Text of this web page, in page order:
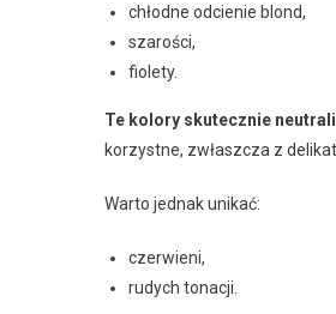
chłodne odcienie blond,
szarości,
fiolety.
Te kolory skutecznie
korzystne, zwłaszcza z
Warto jednak unikać:
czerwieni,
rudych tonacji.